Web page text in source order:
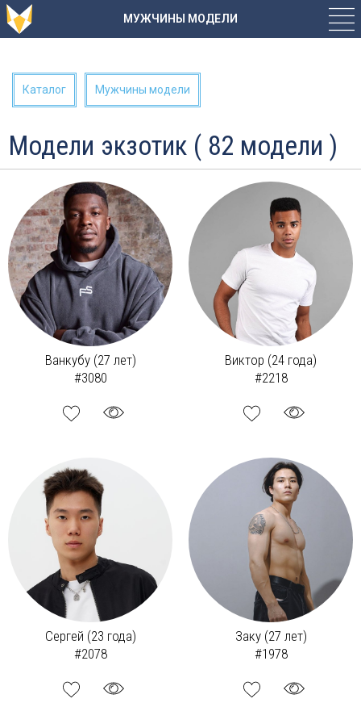
МУЖЧИНЫ МОДЕЛИ
Каталог Мужчины модели
Модели экзотик ( 82 модели )
Ванкубу (27 лет)
#3080
Виктор (24 года)
#2218
Сергей (23 года)
#2078
Заку (27 лет)
#1978